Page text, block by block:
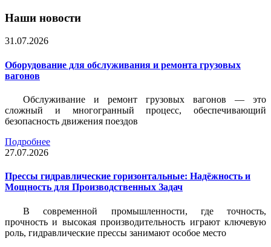
Наши новости
31.07.2026
Оборудование для обслуживания и ремонта грузовых
вагонов
Обслуживание и ремонт грузовых вагонов — это
сложный и многогранный процесс, обеспечивающий
безопасность движения поездов
Подробнее
27.07.2026
Прессы гидравлические горизонтальные: Надёжность и
Мощность для Производственных Задач
В современной промышленности, где точность,
прочность и высокая производительность играют ключевую
роль, гидравлические прессы занимают особое место